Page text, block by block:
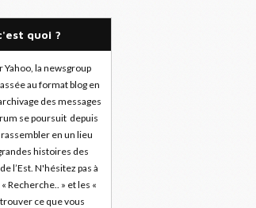
quoi ?
Yahoo, la newsgroup
au format blog en
des messages
se poursuit depuis
en un lieu
histoires des
l’Est. N'hésitez pas à
Recherche.. » et les «
ce que vous